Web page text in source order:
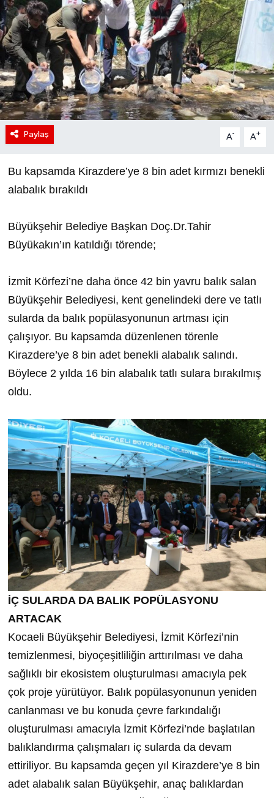
Paylaş A- A+
Bu kapsamda Kirazdere’ye 8 bin adet kırmızı benekli
alabalık bırakıldı
Büyükşehir Belediye Başkan Doç.Dr.Tahir
Büyükakın’ın katıldığı törende;
İzmit Körfezi’ne daha önce 42 bin yavru balık salan
Büyükşehir Belediyesi, kent genelindeki dere ve tatlı
sularda da balık popülasyonunun artması için
çalışıyor. Bu kapsamda düzenlenen törenle
Kirazdere’ye 8 bin adet benekli alabalık salındı.
Böylece 2 yılda 16 bin alabalık tatlı sulara bırakılmış
oldu.
İÇ SULARDA DA BALIK POPÜLASYONU
ARTACAK
Kocaeli Büyükşehir Belediyesi, İzmit Körfezi’nin
temizlenmesi, biyoçeşitliliğin arttırılması ve daha
sağlıklı bir ekosistem oluşturulması amacıyla pek
çok proje yürütüyor. Balık popülasyonunun yeniden
canlanması ve bu konuda çevre farkındalığı
oluşturulması amacıyla İzmit Körfezi’nde başlatılan
balıklandırma çalışmaları iç sularda da devam
ettiriliyor. Bu kapsamda geçen yıl Kirazdere’ye 8 bin
adet alabalık salan Büyükşehir, anaç balıklardan